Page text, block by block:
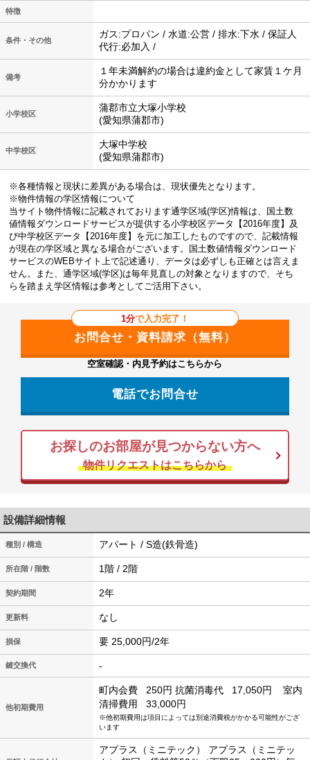
特徴
条件・その他
ガス:プロパン / 水道:公営 / 排水:下水 / 保証人
代行:必加入 /
備考
１年未満解約の場合は違約金として家賃１ケ月
分かかります
小学校区
蒲郡市立大塚小学校
(愛知県蒲郡市)
中学校区
大塚中学校
(愛知県蒲郡市)
※各種情報と現状に差異がある場合は、現状優先となります。
※物件情報の学区情報について
当サイト物件情報に記載されております通学区域(学区)情報は、国土数
値情報ダウンロードサービスが提供する小学校区データ【2016年度】及
び中学校区データ【2016年度】を元に加工したものですので、記載情報
が現在の学区域と異なる場合がございます。国土数値情報ダウンロード
サービスのWEBサイト上で記述通り、データは必ずしも正確とは言えま
せん。また、通学区域(学区)は毎年見直しの対象となりますので、そち
らを踏まえ学区情報は参考としてご活用下さい。
1分で入力完了！
空室確認・内見予約はこちらから
電話でお問合せ
お探しのお部屋が見つからない方へ
物件リクエストはこちらから
設備詳細情報
種別 / 構造 アパート / S造(鉄骨造)
所在階 / 階数 1階 / 2階
契約期間 2年
更新料 なし
損保 要 25,000円/2年
鍵交換代 -
他初期費用
町内会費 250円 抗菌消毒代 17,050円
室内
清掃費用
33,000円
※他初期費用は項目によっては別途消費税がかかる可能性がござ
います
アプラス（ミニテック） アプラス（ミニテッ